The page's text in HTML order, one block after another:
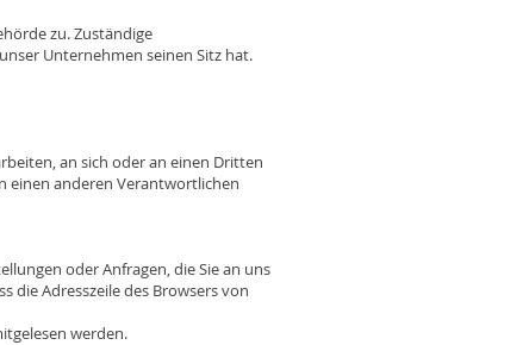
zu. Zuständige
Unternehmen seinen Sitz hat.
an sich oder an einen Dritten
einen anderen Verantwortlichen
oder Anfragen, die Sie an uns
die Adresszeile des Browsers von
werden.